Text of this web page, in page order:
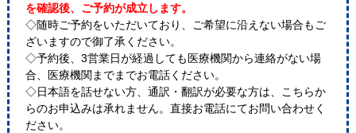
を確認後、ご予約が成立します。
◇随時ご予約をいただいており、ご希望に沿えない場合もご
ざいますので御了承ください。
◇予約後、3営業日が経過しても医療機関から連絡がない場
合、医療機関までまでお電話ください。
◇日本語を話せない方、通訳・翻訳が必要な方は、こちらか
らのお申込みは承れません。直接お電話にてお問い合わせく
ださい。